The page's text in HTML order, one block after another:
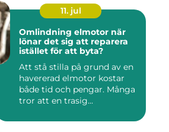
11. jul
Omlindning elmotor när
lönar det sig att reparera
istället för att byta?
Att stå stilla på grund av en
havererad elmotor kostar
både tid och pengar. Många
tror att en trasig...